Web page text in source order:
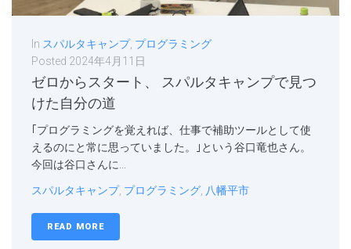
In スパルタキャンプ, プログラミング
Posted 2024年4月11日
ゼロからスタート、 スパルタキャンプで見つ
けた自分の道
｢プログラミングを覚えれば、仕事で補助ツールとして使
えるのにと常に思っていました。｣という谷口竜也さん。
今回は谷口さんに...
スパルタキャンプ, プログラミング 八幡平市
READ MORE